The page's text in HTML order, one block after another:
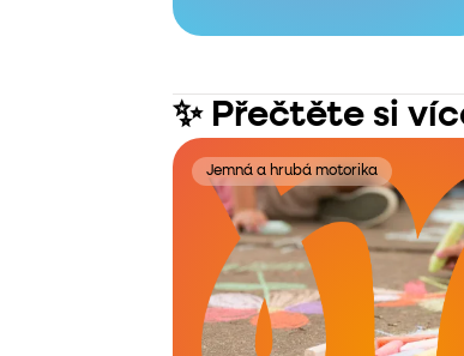
✨ Přečtěte si
Jemná a hrubá motorika